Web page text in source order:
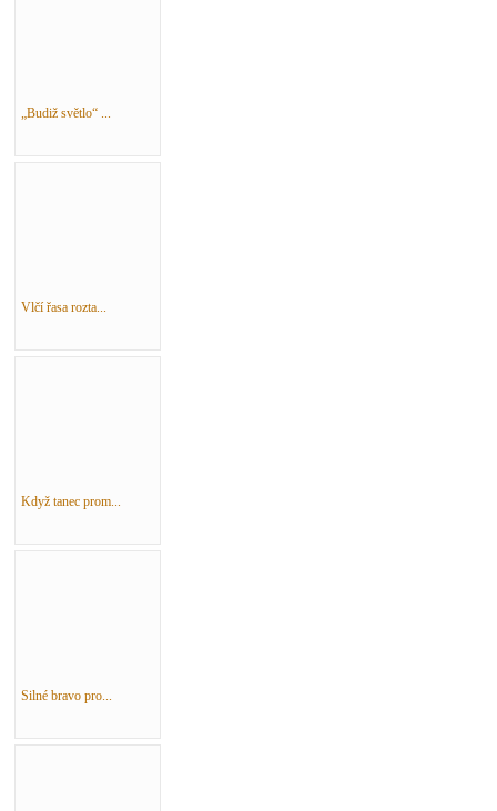
„Budiž světlo“ ...
Vlčí řasa rozta...
Když tanec prom...
Silné bravo pro...